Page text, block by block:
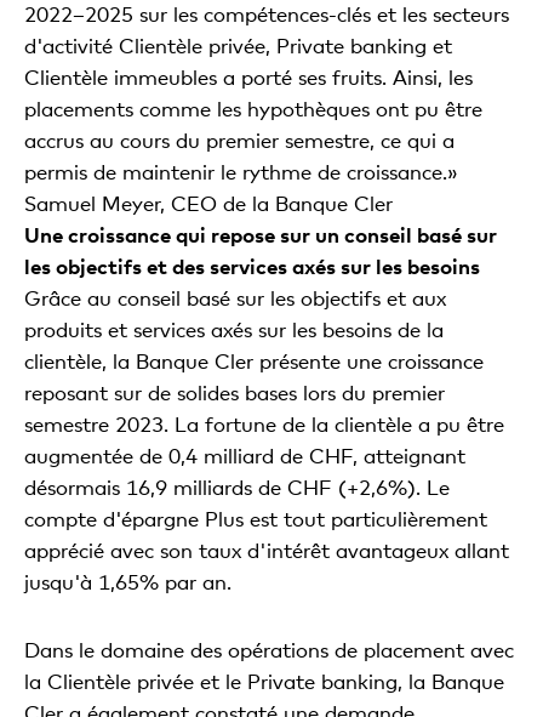
2022–2025 sur les compétences-clés et les secteurs
d'activité Clientèle privée, Private banking et
Clientèle immeubles a porté ses fruits. Ainsi, les
placements comme les hypothèques ont pu être
accrus au cours du premier semestre, ce qui a
permis de maintenir le rythme de croissance.»
Samuel Meyer, CEO de la Banque Cler
Une croissance qui repose sur un conseil basé sur
les objectifs et des services axés sur les besoins
Grâce au conseil basé sur les objectifs et aux
produits et services axés sur les besoins de la
clientèle, la Banque Cler présente une croissance
reposant sur de solides bases lors du premier
semestre 2023. La fortune de la clientèle a pu être
augmentée de 0,4 milliard de CHF, atteignant
désormais 16,9 milliards de CHF (+2,6%). Le
compte d'épargne Plus est tout particulièrement
apprécié avec son taux d'intérêt avantageux allant
jusqu'à 1,65% par an.
Dans le domaine des opérations de placement avec
la Clientèle privée et le Private banking, la Banque